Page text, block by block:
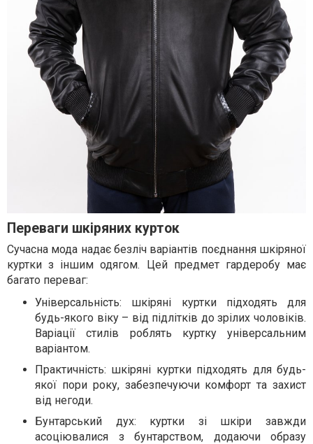
Переваги шкіряних курток
Сучасна мода надає безліч варіантів поєднання шкіряної
куртки з іншим одягом. Цей предмет гардеробу має
багато переваг:
Універсальність: шкіряні куртки підходять для
будь-якого віку – від підлітків до зрілих чоловіків.
Варіації стилів роблять куртку універсальним
варіантом.
Практичність: шкіряні куртки підходять для будь-
якої пори року, забезпечуючи комфорт та захист
від негоди.
Бунтарський дух: куртки зі шкіри завжди
асоціювалися з бунтарством, додаючи образу